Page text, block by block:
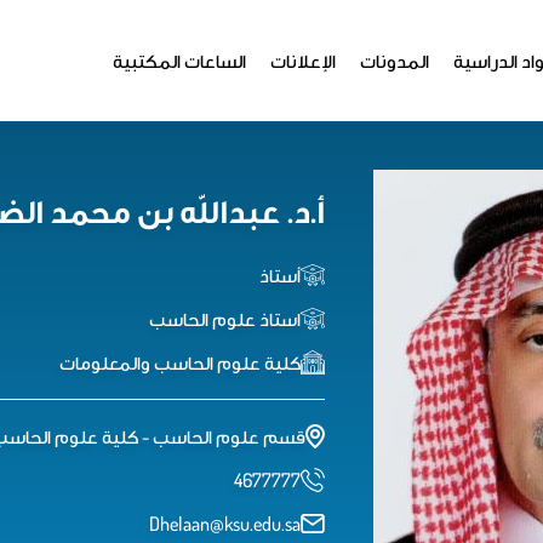
الدراسية المدونات الإعلانات الساعات المكتبية
أ.د. عبدالله بن محمد
أستاذ
استاذ علوم الحاسب
كلية علوم الحاسب والمعلومات
قسم علوم الحاسب - كلية علوم الحاسب
4677777
Dhelaan@ksu.edu.sa